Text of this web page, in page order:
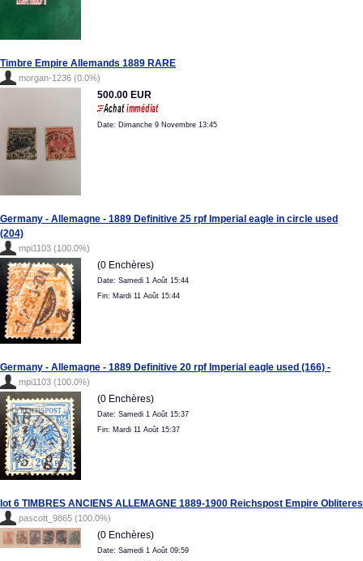
Timbre Empire Allemands 1889 RARE
morgan-1236 (0.0%)
500.00 EUR
Date: Dimanche 9 Novembre 13:45
Germany - Allemagne - 1889 Definitive 25 rpf Imperial eagle in circle used
(204)
mpi1103 (100.0%)
(0 Enchères)
Date: Samedi 1 Août 15:44
Fin: Mardi 11 Août 15:44
Germany - Allemagne - 1889 Definitive 20 rpf Imperial eagle used (166) -
mpi1103 (100.0%)
(0 Enchères)
Date: Samedi 1 Août 15:37
Fin: Mardi 11 Août 15:37
lot 6 TIMBRES ANCIENS ALLEMAGNE 1889-1900 Reichspost Empire Obliteres
pascott_9865 (100.0%)
(0 Enchères)
Date: Samedi 1 Août 09:59